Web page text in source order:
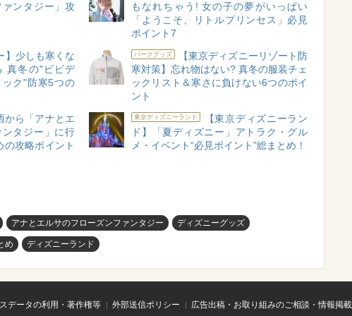
ンタジー」攻
もなれちゃう! 女の子の夢がいっぱい
「ようこそ、リトルプリンセス」必見
ポイント7
】少しも寒くな
真冬の"ビビデ
ック"防寒5つの
パークグッズ
【東京ディズニーリゾート防
寒対策】忘れ物はない? 真冬の服装チェ
ックリスト＆寒さに負けない6つのポイ
ント
から「アナとエ
タジー」に行
の攻略ポイント
東京ディズニーランド
【東京ディズニーラン
ド】「夏ディズニー」アトラク・グル
メ・イベント“必見ポイント”総まとめ！
アナとエルサのフローズンファンタジー ディズニーグッズ
め ディズニーランド
データの利用・著作権等 外部送信ポリシー 広告出稿・お取り組みのご相談・情報掲